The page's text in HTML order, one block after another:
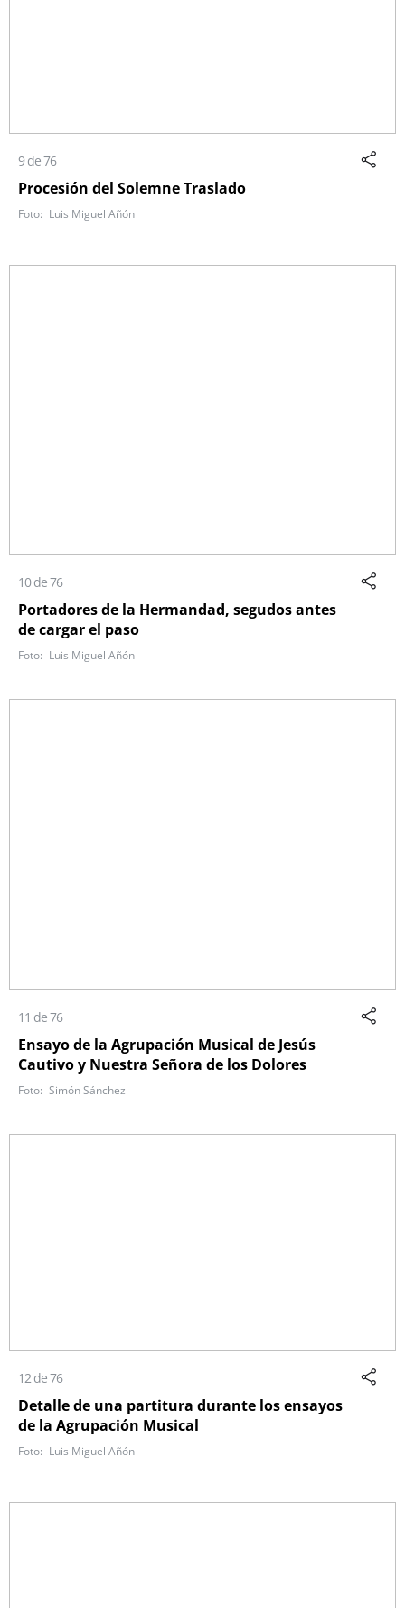
9 de 76
Procesión del Solemne Traslado
Luis Miguel Añón
10 de 76
Portadores de la Hermandad, segudos antes
de cargar el paso
Luis Miguel Añón
11 de 76
Ensayo de la Agrupación Musical de Jesús
Cautivo y Nuestra Señora de los Dolores
Simón Sánchez
12 de 76
Detalle de una partitura durante los ensayos
de la Agrupación Musical
Luis Miguel Añón